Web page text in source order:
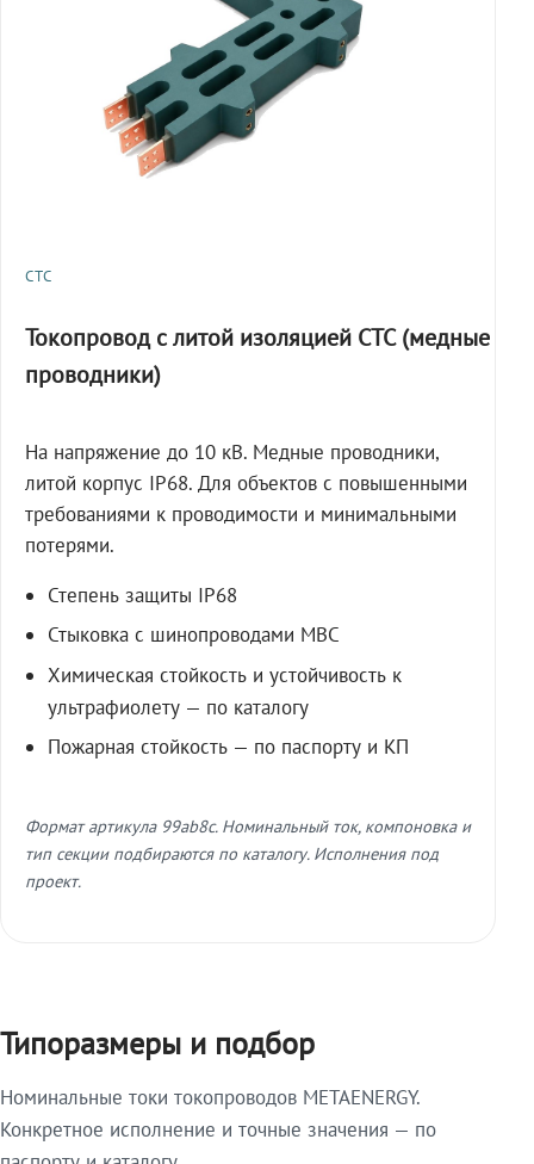
СТС
Токопровод с литой изоляцией СТС (медные
проводники)
На напряжение до 10 кВ. Медные проводники,
литой корпус IP68. Для объектов с повышенными
требованиями к проводимости и минимальными
потерями.
Степень защиты IP68
Стыковка с шинопроводами МВС
Химическая стойкость и устойчивость к
ультрафиолету — по каталогу
Пожарная стойкость — по паспорту и КП
Формат артикула 99ab8c. Номинальный ток, компоновка и
тип секции подбираются по каталогу. Исполнения под
проект.
Типоразмеры и подбор
Номинальные токи токопроводов METAENERGY.
Конкретное исполнение и точные значения — по